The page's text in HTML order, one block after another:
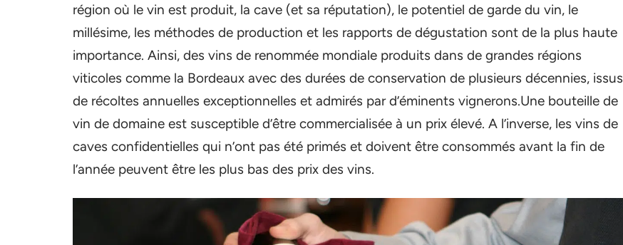
région où le vin est produit, la cave (et sa réputation), le potentiel de garde du vin, le
millésime, les méthodes de production et les rapports de dégustation sont de la plus haute
importance. Ainsi, des vins de renommée mondiale produits dans de grandes régions
viticoles comme la Bordeaux avec des durées de conservation de plusieurs décennies, issus
de récoltes annuelles exceptionnelles et admirés par d’éminents vignerons.Une bouteille de
vin de domaine est susceptible d’être commercialisée à un prix élevé. A l’inverse, les vins de
caves confidentielles qui n’ont pas été primés et doivent être consommés avant la fin de
l’année peuvent être les plus bas des prix des vins.